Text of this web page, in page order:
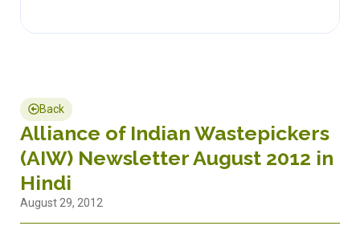
Back
Alliance of Indian Wastepickers
(AIW) Newsletter August 2012 in
Hindi
August 29, 2012